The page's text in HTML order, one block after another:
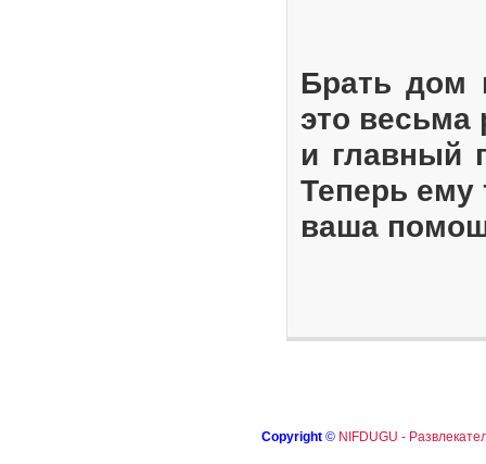
Брать дом
это весьма
и главный
Теперь ему
ваша
Copyright © NIFDUGU -